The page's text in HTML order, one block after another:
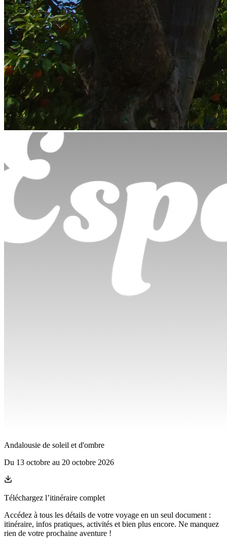
Andalousie de soleil et d'ombre
Du 13 octobre au 20 octobre 2026
Téléchargez l’itinéraire complet
Accédez à tous les détails de votre voyage en un seul document :
itinéraire, infos pratiques, activités et bien plus encore. Ne manquez
rien de votre prochaine aventure !